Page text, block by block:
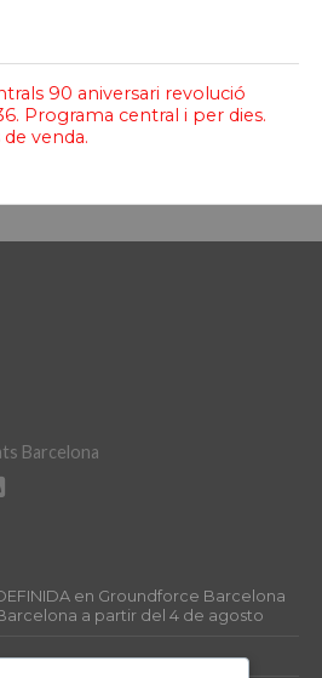
90 aniversari revolució
Programa central i per dies.
venda.
Barcelona
en Groundforce Barcelona
a partir del 4 de agosto